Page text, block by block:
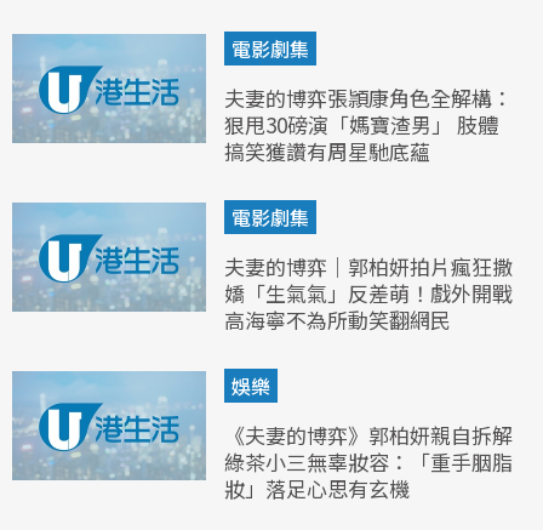
電影劇集
夫妻的博弈張頴康角色全解構：
狠甩30磅演「媽寶渣男」 肢體
搞笑獲讚有周星馳底蘊
電影劇集
夫妻的博弈｜郭柏妍拍片瘋狂撒
嬌「生氣氣」反差萌！戲外開戰
高海寧不為所動笑翻網民
娛樂
《夫妻的博弈》郭柏妍親自拆解
綠茶小三無辜妝容：「重手胭脂
妝」落足心思有玄機